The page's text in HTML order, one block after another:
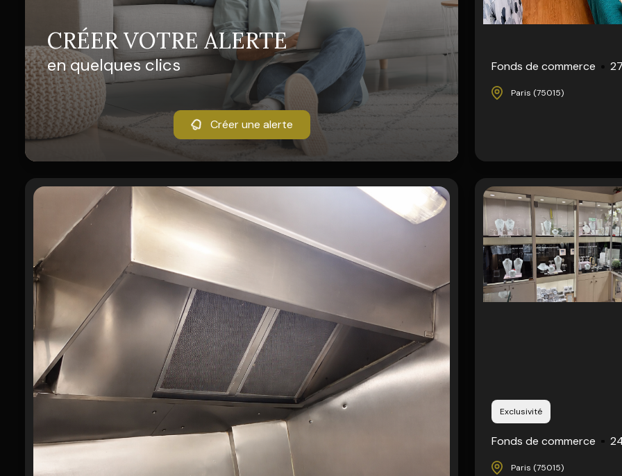
CRÉER VOTRE ALERTE
en quelques clics
Créer une alerte
Fonds de commerce
Paris (75015)
Exclusivité
Fonds de commerce
Paris (75015)